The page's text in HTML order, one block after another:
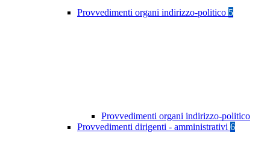
Provvedimenti organi indirizzo-politico 5
Provvedimenti organi indirizzo-politico
Provvedimenti dirigenti - amministrativi 6